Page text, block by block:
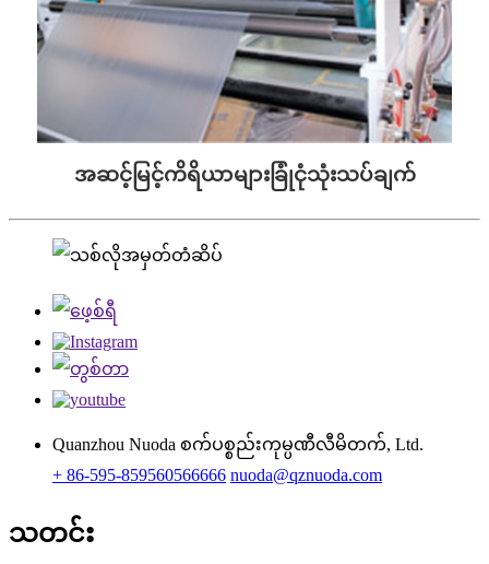
အဆင့်မြင့်ကိရိယာများခြုံငုံသုံးသပ်ချက်
Quanzhou Nuoda စက်ပစ္စည်းကုမ္ပဏီလီမိတက်, Ltd.
+ 86-595-859560566666 nuoda@qznuoda.com
သတင်း